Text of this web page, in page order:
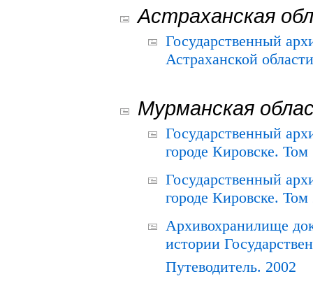
Астраханская
Государственный
Астраханской
Мурманская
Государственный
городе Кировске.
Государственный
городе Кировске.
Архивохранилище
истории
Путеводитель. 2002